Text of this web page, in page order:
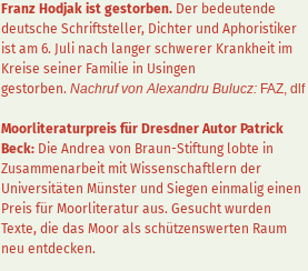
Franz Hodjak ist gestorben. Der bedeutende
deutsche Schriftsteller, Dichter und Aphoristiker
ist am 6. Juli nach langer schwerer Krankheit im
Kreise seiner Familie in Usingen
gestorben. Nachruf von Alexandru Bulucz: FAZ, dlf
Moorliteraturpreis für Dresdner Autor Patrick
Beck: Die Andrea von Braun-Stiftung lobte in
Zusammenarbeit mit Wissenschaftlern der
Universitäten Münster und Siegen einmalig einen
Preis für Moorliteratur aus. Gesucht wurden
Texte, die das Moor als schützenswerten Raum
neu entdecken.